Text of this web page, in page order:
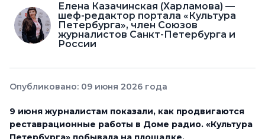
Елена Казачинская (Харламова) —
шеф-редактор портала «Культура
Петербурга», член Союзов
журналистов Санкт-Петербурга и
России
Опубликовано: 09 июня 2026 года
9 июня журналистам показали, как продвигаются
реставрационные работы в Доме радио. «Культура